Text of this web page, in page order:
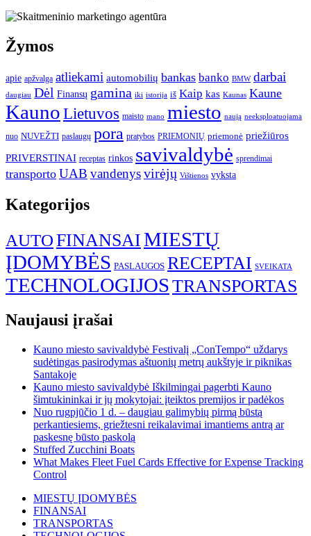
Žymos
apie apžvalga atliekami automobilių bankas banko BMW darbai
daugiau Dėl Finansų gamina iki istorija iš Kaip kas Kaunas Kaune
KaunoLietuvos maisto mano miesto naują neeksploatuojama
nuo NUVEŽTI paslaugų pora pratybos PRIEMONIŲ priemonė priežiūros
PRIVERSTINAI receptas rinkos savivaldybė sprendimai
transporto UAB vandenysvirėjų Vištienos vyksta
Kategorijos
AUTOFINANSAIMIESTŲ
ĮDOMYBĖS PASLAUGOS RECEPTAI SVEIKATA
TECHNOLOGIJOSTRANSPORTAS
Naujausi įrašai
Kauno miesto savivaldybė Festivalį „ConTempo“ uždarys
sudėtingas pasirodymas aštuonių metrų aukštyje ir piknikas
Santakoje
Kauno miesto savivaldybė Iškilmingai pagerbti Kauno
šimtukininkai ir jų mokytojai: įteiktos premijos ir padėkos
Nuo rugpjūčio 1 d. – daugiau galimybių pirmą būstą
perkantiesiems, griežtesni reikalavimai imantiems antrą ar
paskesnę būsto paskolą
Stuffed Zucchini Boats
What Makes Fleet Fuel Cards Effective for Expense Tracking
Control
MIESTŲ ĮDOMYBĖS
FINANSAI
TRANSPORTAS